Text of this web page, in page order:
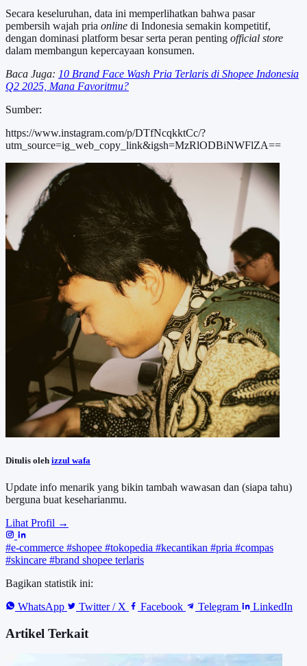
Secara keseluruhan, data ini memperlihatkan bahwa pasar
pembersih wajah pria online di Indonesia semakin kompetitif,
dengan dominasi platform besar serta peran penting official store
dalam membangun kepercayaan konsumen.
Baca Juga: 10 Brand Face Wash Pria Terlaris di Shopee Indonesia
Q2 2025, Mana Favoritmu?
Sumber:
https://www.instagram.com/p/DTfNcqkktCc/?
utm_source=ig_web_copy_link&igsh=MzRlODBiNWFlZA==
Ditulis oleh izzul wafa
Update info menarik yang bikin tambah wawasan dan (siapa tahu)
berguna buat keseharianmu.
Lihat Profil →
#e-commerce #shopee #tokopedia #kecantikan #pria #compas
#skincare #brand shopee terlaris
Bagikan statistik ini:
WhatsApp
Twitter / X Facebook Telegram LinkedIn
Artikel Terkait